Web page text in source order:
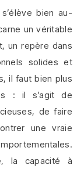
bien au-
un véritable
un repère dans
solides et
il faut bien plus
: il s’agit de
de faire
une vraie
la capacité à